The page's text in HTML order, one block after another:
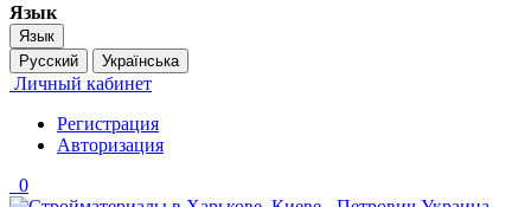
Язык
Язык
Русский
Українська
Личный кабинет
Регистрация
Авторизация
0